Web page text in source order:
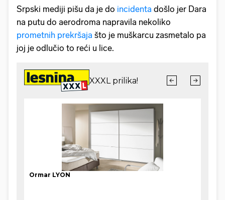
Srpski mediji pišu da je do incidenta došlo jer Dara
na putu do aerodroma napravila nekoliko
prometnih prekršaja što je muškarcu zasmetalo pa
joj je odlučio to reći u lice.